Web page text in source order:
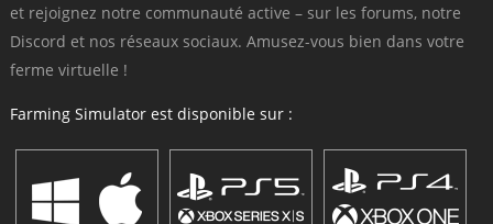
et rejoignez notre communauté active – sur les forums, notre
Discord et nos réseaux sociaux. Amusez-vous bien dans votre
ferme virtuelle !
Farming Simulator est disponible sur :